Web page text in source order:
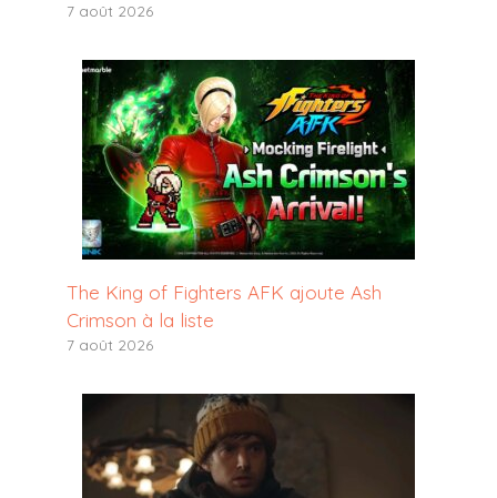
7 août 2026
The King of Fighters AFK ajoute Ash
Crimson à la liste
7 août 2026